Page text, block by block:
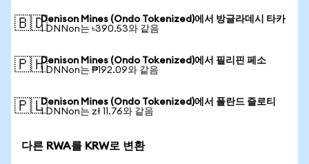
🇧🇩Denison Mines (Ondo Tokenized)에서 방글라데시 타카
1 DNNon는 ৳390.53와 같음
🇵🇭Denison Mines (Ondo Tokenized)에서 필리핀 페소
1 DNNon는 ₱192.09와 같음
🇵🇱Denison Mines (Ondo Tokenized)에서 폴란드 즐로티
1 DNNon는 zł 11.76와 같음
다른 RWA를 KRW로 변환